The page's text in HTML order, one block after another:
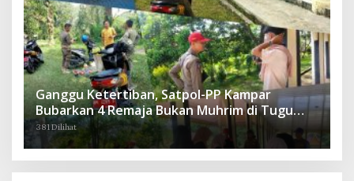
Ganggu Ketertiban, Satpol-PP Kampar
Bubarkan 4 Remaja Bukan Muhrim di Tugu
Batu Hitam dan Tigo Tungku Sajoangan
381 Dilihat